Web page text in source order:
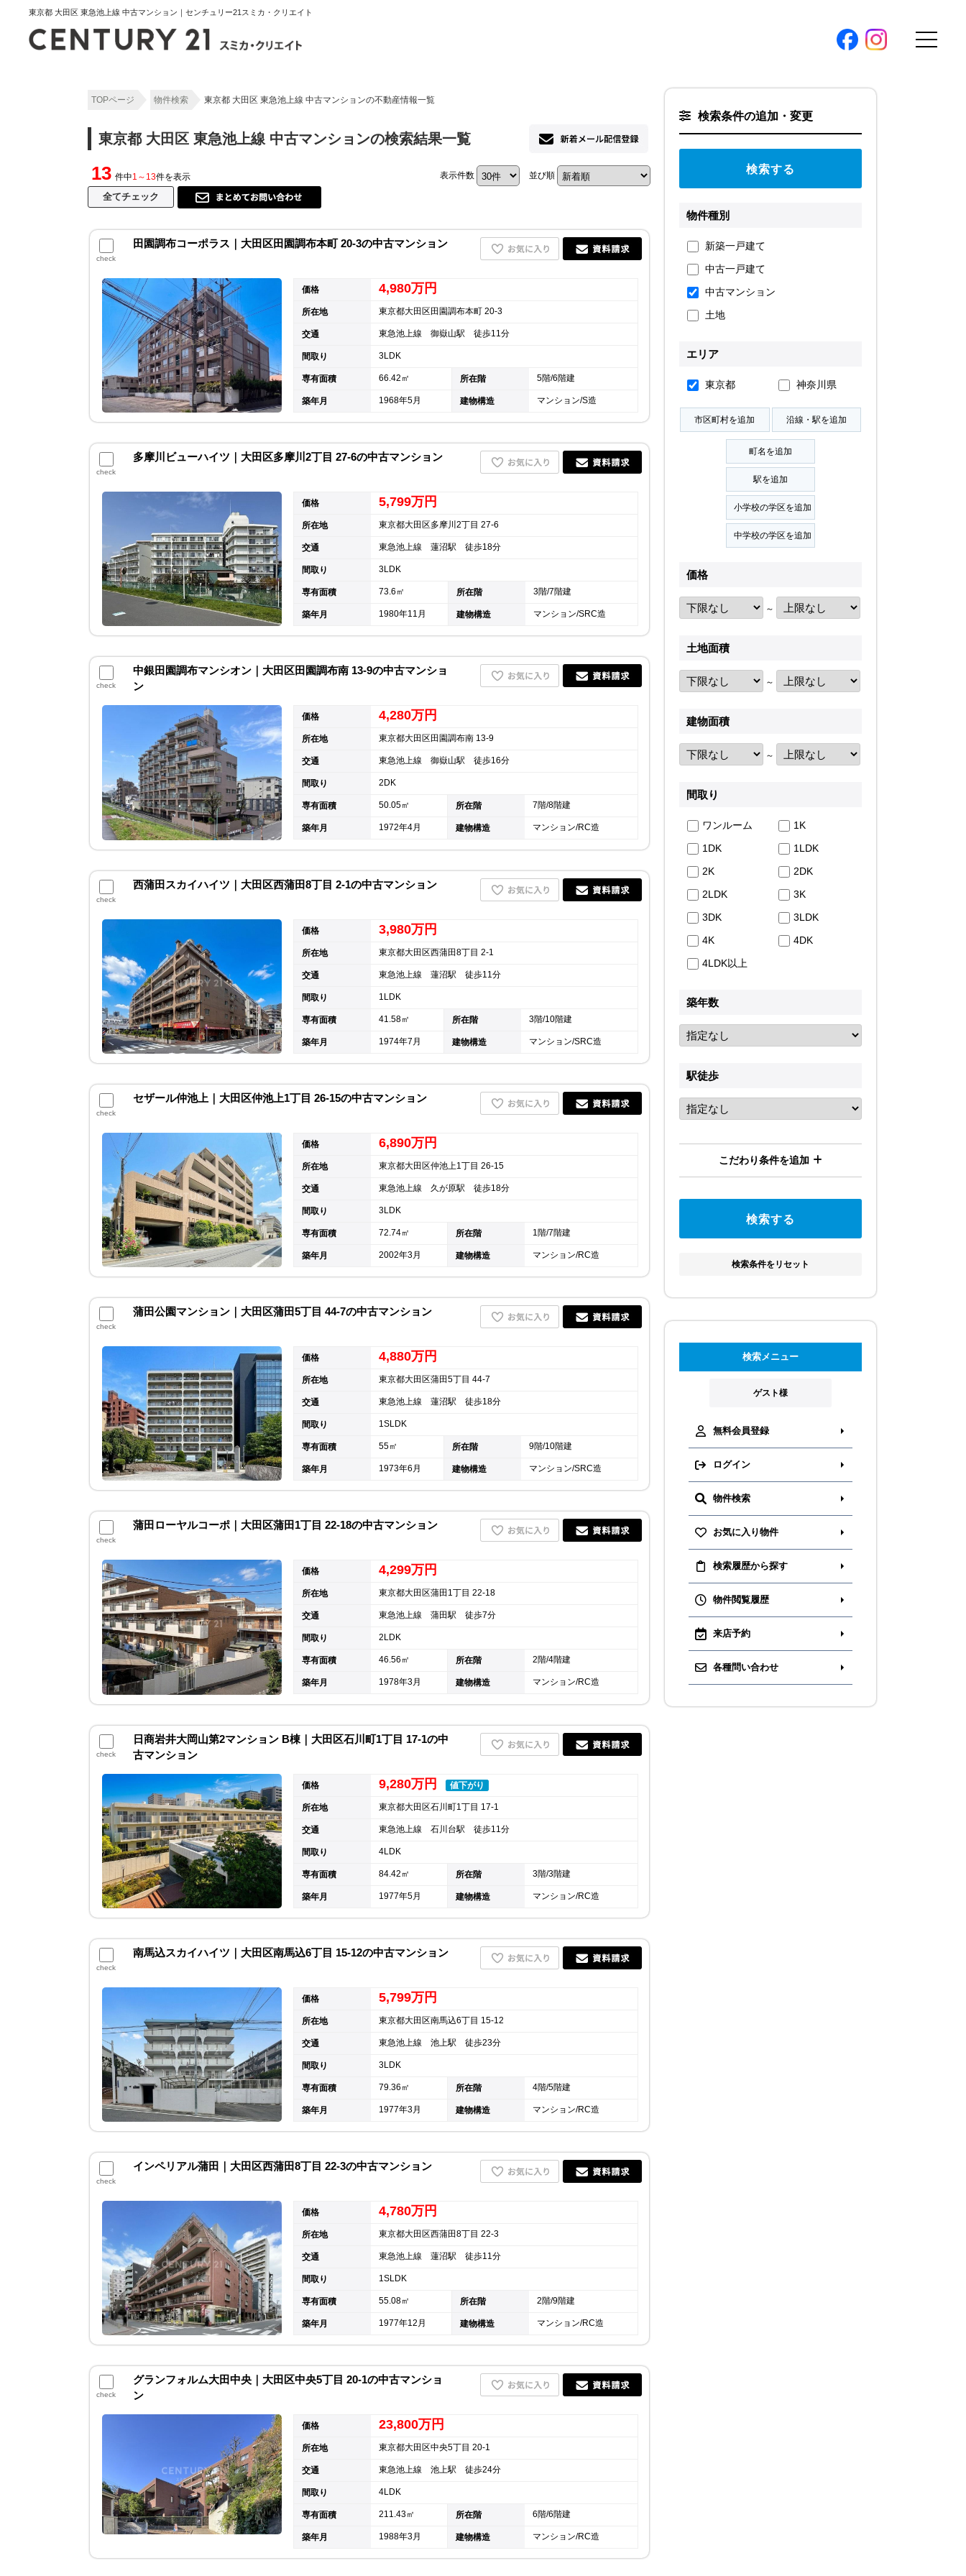
東京都 大田区 東急池上線 中古マンション｜センチュリー21スミカ・クリエイト
渋谷オフィス（本社）
購入トップ
地図から探す
学区から探す
ログイン
お気に入り物件
物件閲覧履歴
検索履歴
TOPページ 物件検索 東京都 大田区 東急池上線 中古マンションの不動産情報一覧
東京都 大田区 東急池上線 中古マンションの検索結果一覧
13 件中1～13件を表示 表示件数 並び順
check
田園調布コーポラス｜大田区田園調布本町 20-3の中古マンション
価格 4,980万円
所在地 東京都大田区田園調布本町 20-3
交通 東急池上線 御嶽山駅 徒歩11分
間取り 3LDK
専有面積 66.42㎡ 所在階 5階/6階建
築年月 1968年5月 建物構造 マンション/S造
check
多摩川ビューハイツ｜大田区多摩川2丁目 27-6の中古マンション
価格 5,799万円
所在地 東京都大田区多摩川2丁目 27-6
交通 東急池上線 蓮沼駅 徒歩18分
間取り 3LDK
専有面積 73.6㎡ 所在階 3階/7階建
築年月 1980年11月 建物構造 マンション/SRC造
check
中銀田園調布マンシオン｜大田区田園調布南 13-9の中古マンショ
ン
価格 4,280万円
所在地 東京都大田区田園調布南 13-9
交通 東急池上線 御嶽山駅 徒歩16分
間取り 2DK
専有面積 50.05㎡ 所在階 7階/8階建
築年月 1972年4月 建物構造 マンション/RC造
check
西蒲田スカイハイツ｜大田区西蒲田8丁目 2-1の中古マンション
価格 3,980万円
所在地 東京都大田区西蒲田8丁目 2-1
交通 東急池上線 蓮沼駅 徒歩11分
間取り 1LDK
専有面積 41.58㎡ 所在階 3階/10階建
築年月 1974年7月 建物構造 マンション/SRC造
check
セザール仲池上｜大田区仲池上1丁目 26-15の中古マンション
価格 6,890万円
所在地 東京都大田区仲池上1丁目 26-15
交通 東急池上線 久が原駅 徒歩18分
間取り 3LDK
専有面積 72.74㎡ 所在階 1階/7階建
築年月 2002年3月 建物構造 マンション/RC造
check
蒲田公園マンション｜大田区蒲田5丁目 44-7の中古マンション
価格 4,880万円
所在地 東京都大田区蒲田5丁目 44-7
交通 東急池上線 蓮沼駅 徒歩18分
間取り 1SLDK
専有面積 55㎡ 所在階 9階/10階建
築年月 1973年6月 建物構造 マンション/SRC造
check
蒲田ローヤルコーポ｜大田区蒲田1丁目 22-18の中古マンション
価格 4,299万円
所在地 東京都大田区蒲田1丁目 22-18
交通 東急池上線 蒲田駅 徒歩7分
間取り 2LDK
専有面積 46.56㎡ 所在階 2階/4階建
築年月 1978年3月 建物構造 マンション/RC造
check
日商岩井大岡山第2マンション B棟｜大田区石川町1丁目 17-1の中
古マンション
価格 9,280万円 値下がり
所在地 東京都大田区石川町1丁目 17-1
交通 東急池上線 石川台駅 徒歩11分
間取り 4LDK
専有面積 84.42㎡ 所在階 3階/3階建
築年月 1977年5月 建物構造 マンション/RC造
check
南馬込スカイハイツ｜大田区南馬込6丁目 15-12の中古マンション
価格 5,799万円
所在地 東京都大田区南馬込6丁目 15-12
交通 東急池上線 池上駅 徒歩23分
間取り 3LDK
専有面積 79.36㎡ 所在階 4階/5階建
築年月 1977年3月 建物構造 マンション/RC造
check
インペリアル蒲田｜大田区西蒲田8丁目 22-3の中古マンション
価格 4,780万円
所在地 東京都大田区西蒲田8丁目 22-3
交通 東急池上線 蓮沼駅 徒歩11分
間取り 1SLDK
専有面積 55.08㎡ 所在階 2階/9階建
築年月 1977年12月 建物構造 マンション/RC造
check
グランフォルム大田中央｜大田区中央5丁目 20-1の中古マンショ
ン
価格 23,800万円
所在地 東京都大田区中央5丁目 20-1
交通 東急池上線 池上駅 徒歩24分
間取り 4LDK
専有面積 211.43㎡ 所在階 6階/6階建
築年月 1988年3月 建物構造 マンション/RC造
検索条件の追加・変更
物件種別
新築一戸建て
中古一戸建て
中古マンション
土地
エリア
東京都 神奈川県
価格
～
土地面積
～
建物面積
～
間取り
ワンルーム
1K
1DK
1LDK
2K
2DK
2LDK
3K
3DK
3LDK
4K
4DK
4LDK以上
築年数
駅徒歩
こだわり条件を追加
検索条件をリセット
検索メニュー
ゲスト様
無料会員登録
ログイン
物件検索
お気に入り物件
検索履歴から探す
物件閲覧履歴
来店予約
各種問い合わせ